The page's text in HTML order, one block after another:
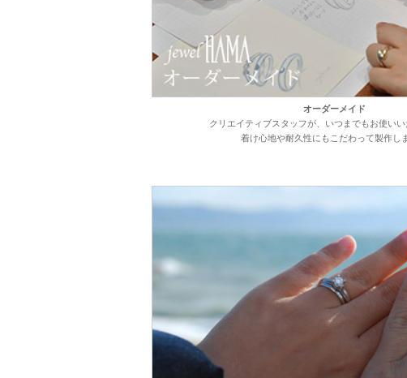
オーダーメイド
クリエイティブスタッフが、 いつまでも お使い
着け心地や耐久性にも こだわって製作し